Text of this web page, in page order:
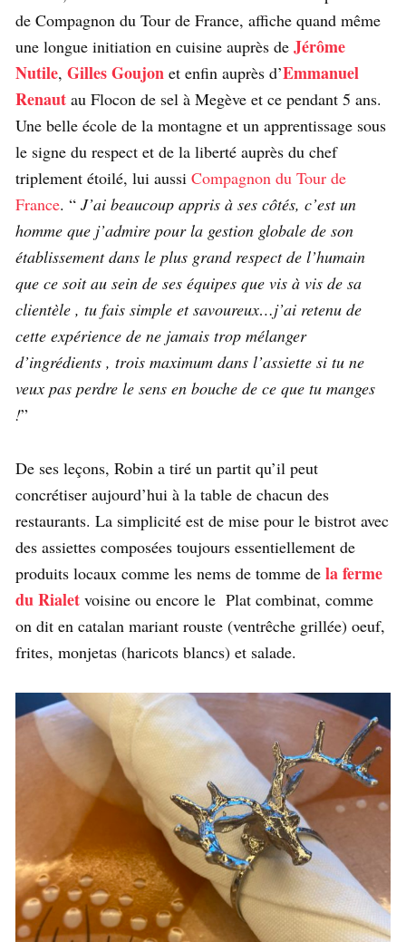
de Compagnon du Tour de France, affiche quand même
une longue initiation en cuisine auprès de Jérôme
Nutile, Gilles Goujon et enfin auprès d’Emmanuel
Renaut au Flocon de sel à Megève et ce pendant 5 ans.
Une belle école de la montagne et un apprentissage sous
le signe du respect et de la liberté auprès du chef
triplement étoilé, lui aussi Compagnon du Tour de
France. “ J’ai beaucoup appris à ses côtés, c’est un
homme que j’admire pour la gestion globale de son
établissement dans le plus grand respect de l’humain
que ce soit au sein de ses équipes que vis à vis de sa
clientèle , tu fais simple et savoureux…j’ai retenu de
cette expérience de ne jamais trop mélanger
d’ingrédients , trois maximum dans l’assiette si tu ne
veux pas perdre le sens en bouche de ce que tu manges
!”
De ses leçons, Robin a tiré un partit qu’il peut
concrétiser aujourd’hui à la table de chacun des
restaurants. La simplicité est de mise pour le bistrot avec
des assiettes composées toujours essentiellement de
produits locaux comme les nems de tomme de la ferme
du Rialet voisine ou encore le Plat combinat, comme
on dit en catalan mariant rouste (ventrêche grillée) oeuf,
frites, monjetas (haricots blancs) et salade.